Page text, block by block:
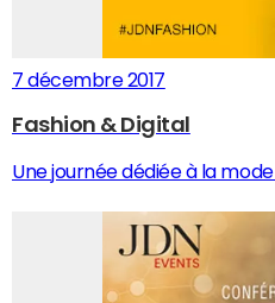
7 décembre 2017
Fashion & Digital
Une journée dédiée à la